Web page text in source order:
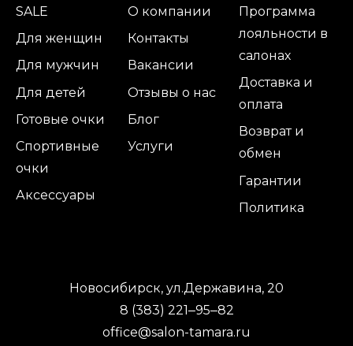
SALE
Для женщин
Для мужчин
Для детей
Готовые очки
Спортивные
очки
Аксессуары
О компании
Контакты
Вакансии
Отзывы о нас
Блог
Услуги
Программа
лояльности в
салонах
Доставка и
оплата
Возврат и
обмен
Гарантии
Политика
Новосибирск, ул.Державина, 20
8 (383) 221‒95‒82
office@salon-tamara.ru